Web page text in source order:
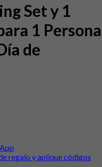
Set y 1
1 Persona
de
regalo y aplique códigos